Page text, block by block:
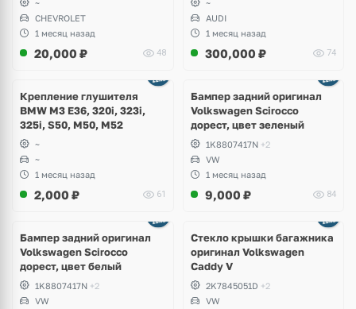
~
CHEVROLET
1 месяц назад
20,000 ₽ 48
~
AUDI
1 месяц назад
300,000 ₽ 74
Крепление глушителя
BMW M3 E36, 320i, 323i,
325i, S50, M50, M52
~
~
1 месяц назад
2,000 ₽ 61
Бампер задний оригинал
Volkswagen Scirocco
дорест, цвет зеленый
1K8807417N +2
VW
1 месяц назад
9,000 ₽ 84
Бампер задний оригинал
Volkswagen Scirocco
дорест, цвет белый
1K8807417N +2
VW
Стекло крышки багажника
оригинал Volkswagen
Caddy V
2K7845051D +2
VW